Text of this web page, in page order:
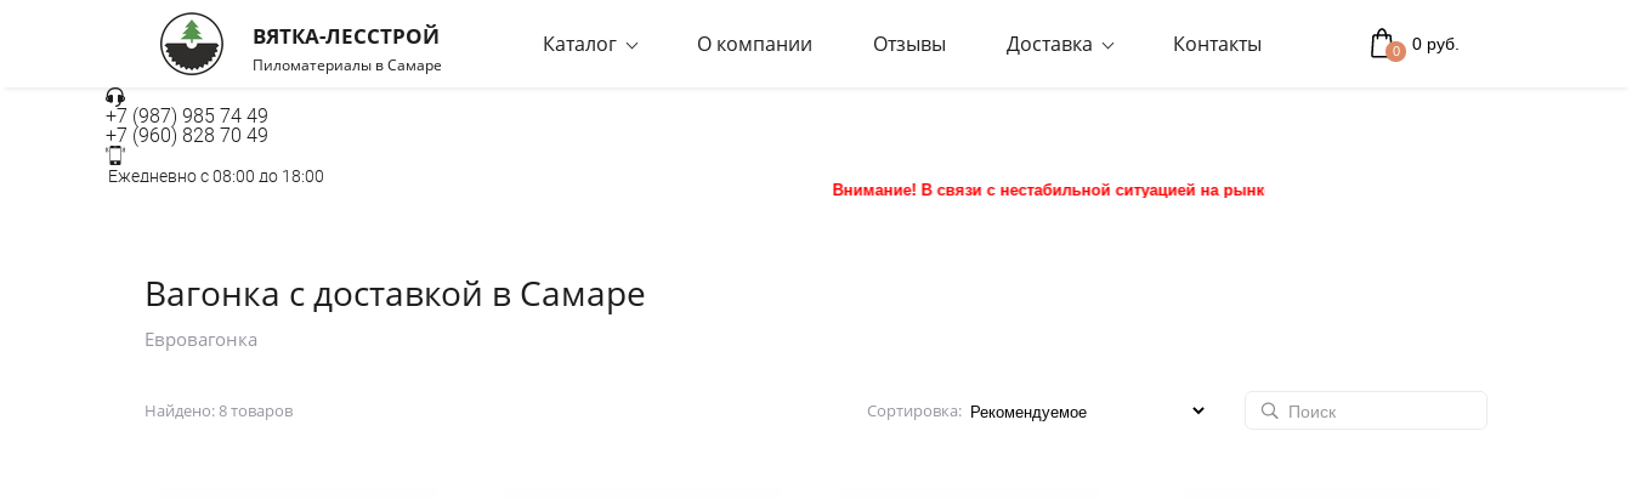
ВЯТКА-ЛЕССТРОЙ
Пиломатериалы в Самаре
Каталог О компании Отзывы Доставка Контакты 0 0 руб.
+7 (987) 985 74 49
+7 (960) 828 70 49
Ежедневно с 08:00 до 18:00
Внимание! В связи с нестабильной ситуацией на рынке пиломатериалов конечную стоимость заказа уточняйте
Вагонка с доставкой в Самаре
Евровагонка
Найдено:8 товаров Сортировка: